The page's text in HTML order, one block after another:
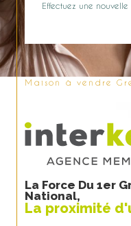
Effectuez une
Maison à vendre
La Force Du 1er Groupement Immobilier
National,
La proximité